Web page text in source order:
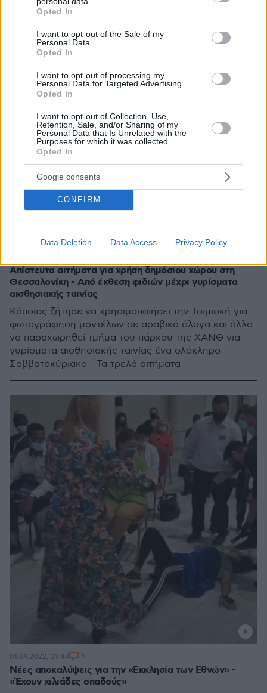
grant or deny consent to Google and its third-party tags to
use your data for below specified purposes in below Google
consent section.
Opted In
I want to opt-out of the Sale of my
Personal Data.
Opted In
I want to opt-out of processing my
Personal Data for Targeted Advertising.
Opted In
I want to opt-out of Collection, Use,
Retention, Sale, and/or Sharing of my
Personal Data that Is Unrelated with the
Purposes for which it was collected.
Opted In
Google consents
CONFIRM
Data Deletion Data Access Privacy Policy
Απίστευτα αιτήματα για χρήση δημόσιου χώρου στη
Θεσσαλονίκη - Από έκθεση φιδιών μέχρι γυρίσματα
αισθησιακής ταινίας
Κάποιος ζήτησε να χρησιμοποιήσει την Τσιμισκή για
φωτογράφηση μοντέλων σε αραβικά άλογα και άλλο
να παραχωρηθεί τμήμα του πάρκου της ΧΑΝΘ για
γυρίσματα αισθησιακής ταινίας ένα ολόκληρο
Σαββατοκύριακο - Τα τρελά αιτήματα
Νέες αποκαλύψεις για την «Eκκλησία των Eθνών» -
«Έχουν χιλιάδες οπαδούς»
01.09.2022, 23:49 6